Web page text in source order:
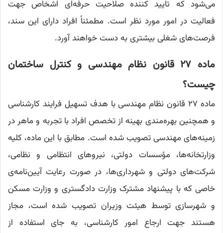
می‌شود که تایید کننده صلاحیت حرفه‌ای اشخاص جهت
فعالیت در امور مورد نظر است. مطمئناً افراد دارای این سند،
فرصت‌های شغلی بیشتری به دست خواهند آورد.
ماده ۲۷ قانون نظام مهندسی و کنترل ساختمان
چیست؟
ماده ۲۷ قانون نظام مهندسی با هدف تسهیل فرایند کارشناسی
و همچنین بهره‌مندی بهینه از تخصص افراد با تجربه و ماهر در
زمینه‌های مهندسی تصویب شده است. مطابق با این ماده، کلیه
وزارتخانه‌ها، مؤسسات دولتی، نیروهای انتظامی و نظامی،
شرکت‌های دولتی و شهرداری‌ها، در صورت رعایت آیین‌نامه‌ی
خاصی که با پیشنهاد مشترک وزارت دادگستری و وزارت مسکن
و شهرسازی توسط هیئت وزیران تصویب شده است، مجاز
هستند جهت ارجاع امور کارشناسی، به جای استفاده از